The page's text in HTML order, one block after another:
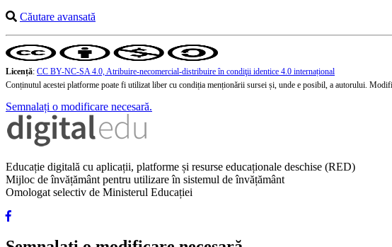
Căutare avansată
Licență: CC BY-NC-SA 4.0, Atribuire-necomercial-distribuire în condiţii identice 4.0 internațional
Conținutul acestei platforme poate fi utilizat liber cu condiția menționării sursei și, unde e posibil, a autorului.
Semnalați o modificare necesară.
Educație digitală cu aplicații, platforme și resurse educaționale deschise (RED)
Mijloc de învățământ pentru utilizare în sistemul de învățământ
Omologat selectiv de Ministerul Educației